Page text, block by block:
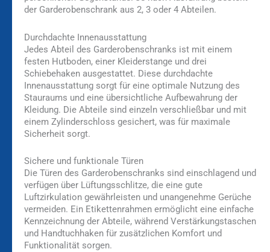
der Garderobenschrank aus 2, 3 oder 4 Abteilen.
Durchdachte Innenausstattung
Jedes Abteil des Garderobenschranks ist mit einem
festen Hutboden, einer Kleiderstange und drei
Schiebehaken ausgestattet. Diese durchdachte
Innenausstattung sorgt für eine optimale Nutzung des
Stauraums und eine übersichtliche Aufbewahrung der
Kleidung. Die Abteile sind einzeln verschließbar und mit
einem Zylinderschloss gesichert, was für maximale
Sicherheit sorgt.
Sichere und funktionale Türen
Die Türen des Garderobenschranks sind einschlagend und
verfügen über Lüftungsschlitze, die eine gute
Luftzirkulation gewährleisten und unangenehme Gerüche
vermeiden. Ein Etikettenrahmen ermöglicht eine einfache
Kennzeichnung der Abteile, während Verstärkungstaschen
und Handtuchhaken für zusätzlichen Komfort und
Funktionalität sorgen.